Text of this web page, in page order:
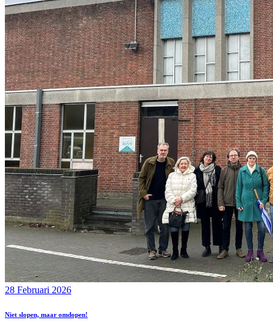
28 Februari 2026
Niet slopen, maar omdopen!